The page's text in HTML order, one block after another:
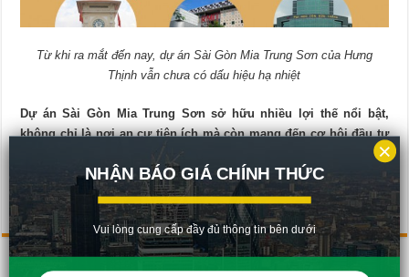
Từ khi ra mắt đến nay, dự án Sài Gòn Mia Trung Sơn của Hưng
Thịnh vẫn chưa có dấu hiệu hạ nhiệt
Dự án Sài Gòn Mia Trung Sơnsở hữu nhiều lợi thế nổi bật,
không chỉ là nơi an cư tiện ích mà còn mang đến cơ hội đầu tư
Rate this post
NHẬN BÁO GIÁ CHÍNH THỨC
Vui lòng cung cấp đầy đủ thông tin bên dưới
×